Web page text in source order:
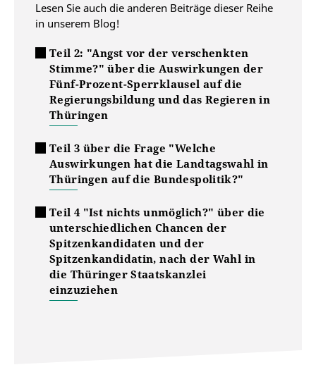
Lesen Sie auch die anderen Beiträge dieser Reihe
in unserem Blog!
Teil 2: "Angst vor der verschenkten
Stimme?" über die Auswirkungen der
Fünf-Prozent-Sperrklausel auf die
Regierungsbildung und das Regieren in
Thüringen
Teil 3 über die Frage "Welche
Auswirkungen hat die Landtagswahl in
Thüringen auf die Bundespolitik?"
Teil 4 "Ist nichts unmöglich?" über die
unterschiedlichen Chancen der
Spitzenkandidaten und der
Spitzenkandidatin, nach der Wahl in
die Thüringer Staatskanzlei
einzuziehen